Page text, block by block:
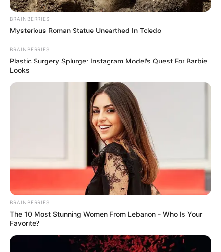
BRAINBERRIES
Olena Zelenska's Life Changed Overnight
BRAINBERRIES
Mysterious Roman Statue Unearthed In Toledo
BRAINBERRIES
Plastic Surgery Splurge: Instagram Model's Quest For Barbie
Looks
BRAINBERRIES
The 10 Most Stunning Women From Lebanon - Who Is Your
Favorite?